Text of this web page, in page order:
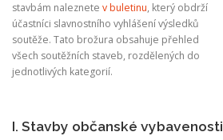
stavbám naleznete v buletinu, který obdrží
účastníci slavnostního vyhlášení výsledků
soutěže. Tato brožura obsahuje přehled
všech soutěžních staveb, rozdělených do
jednotlivých kategorií.
I. Stavby občanské vybavenosti